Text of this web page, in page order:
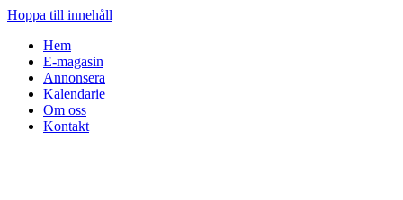
Hoppa till innehåll
Hem
E-magasin
Annonsera
Kalendarie
Om oss
Kontakt